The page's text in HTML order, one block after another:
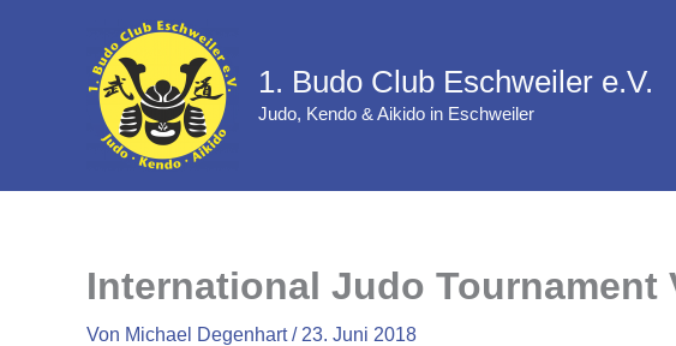
1. Budo Club Eschweiler e.V.
Judo, Kendo & Aikido in Eschweiler
International Judo Tournament
Von Michael Degenhart/ 23. Juni 2018